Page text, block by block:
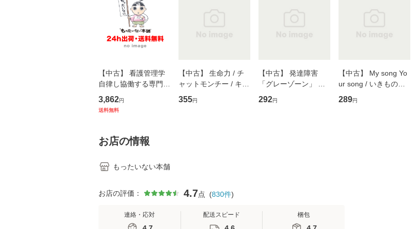
【中古】 看護管理学
自律し協働する専門職
の看護マネジメントス
キル 改訂第3版 (看護
堂 [単行
3,862円
送料無料
【中古】 生命力 / チ
ャットモンチー / キュ
ーンレコード [CD]
【メール便送料無料】
355円
【中古】 発達障害
「グレーゾーン」 そ
の正しい理解と克服法
(SB新書 572) / 岡田尊
292円
【中古】 My song Yo
ur song / いきものが
かり / [CD]【メール便
送料無料】
289円
お店の情報
もったいない本舗
お店の評価： 4.7点 (830件)
連絡・応対 配送スピード 梱包